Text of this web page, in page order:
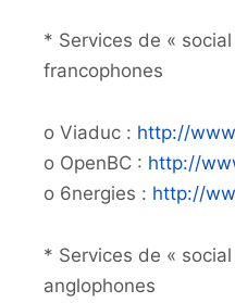
* Services de «
francophones
o Viaduc : http://
o OpenBC : http://
o 6nergies : http://
* Services de «
anglophones